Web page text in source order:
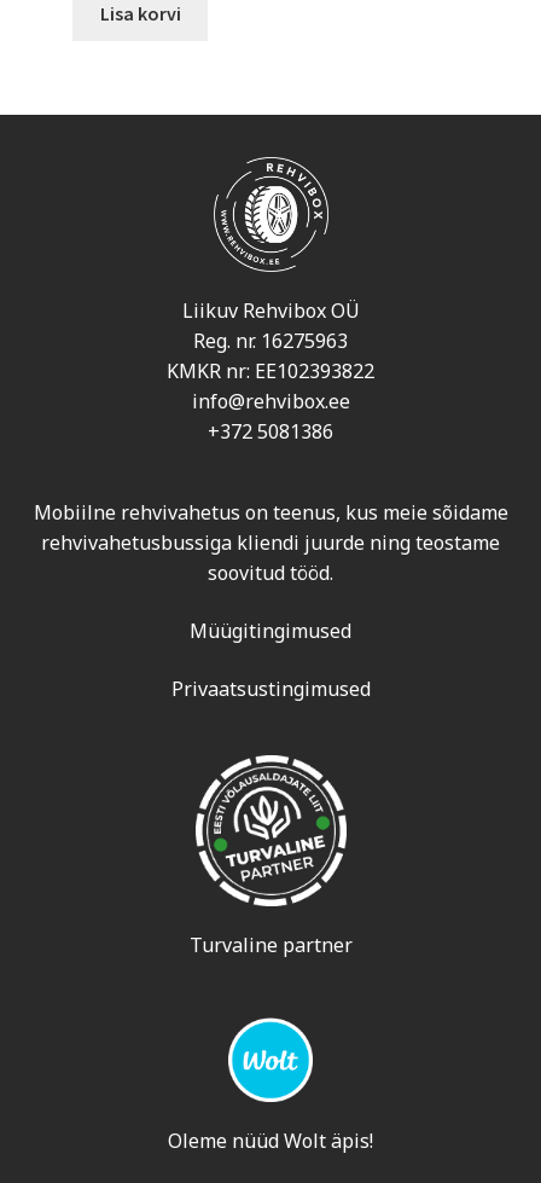
Lisa korvi
Liikuv Rehvibox OÜ
Reg. nr. 16275963
KMKR nr: EE102393822
info@rehvibox.ee
+372 5081386
Mobiilne rehvivahetus on teenus, kus meie sõidame
rehvivahetusbussiga kliendi juurde ning teostame
soovitud tööd.
Müügitingimused
Privaatsustingimused
Turvaline partner
Oleme nüüd Wolt äpis!